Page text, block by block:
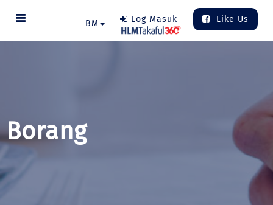
BM Log Masuk Like Us
Borang